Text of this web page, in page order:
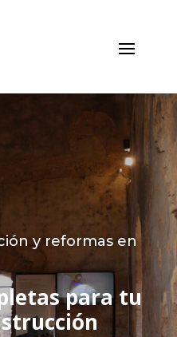
y reformas en
para tu